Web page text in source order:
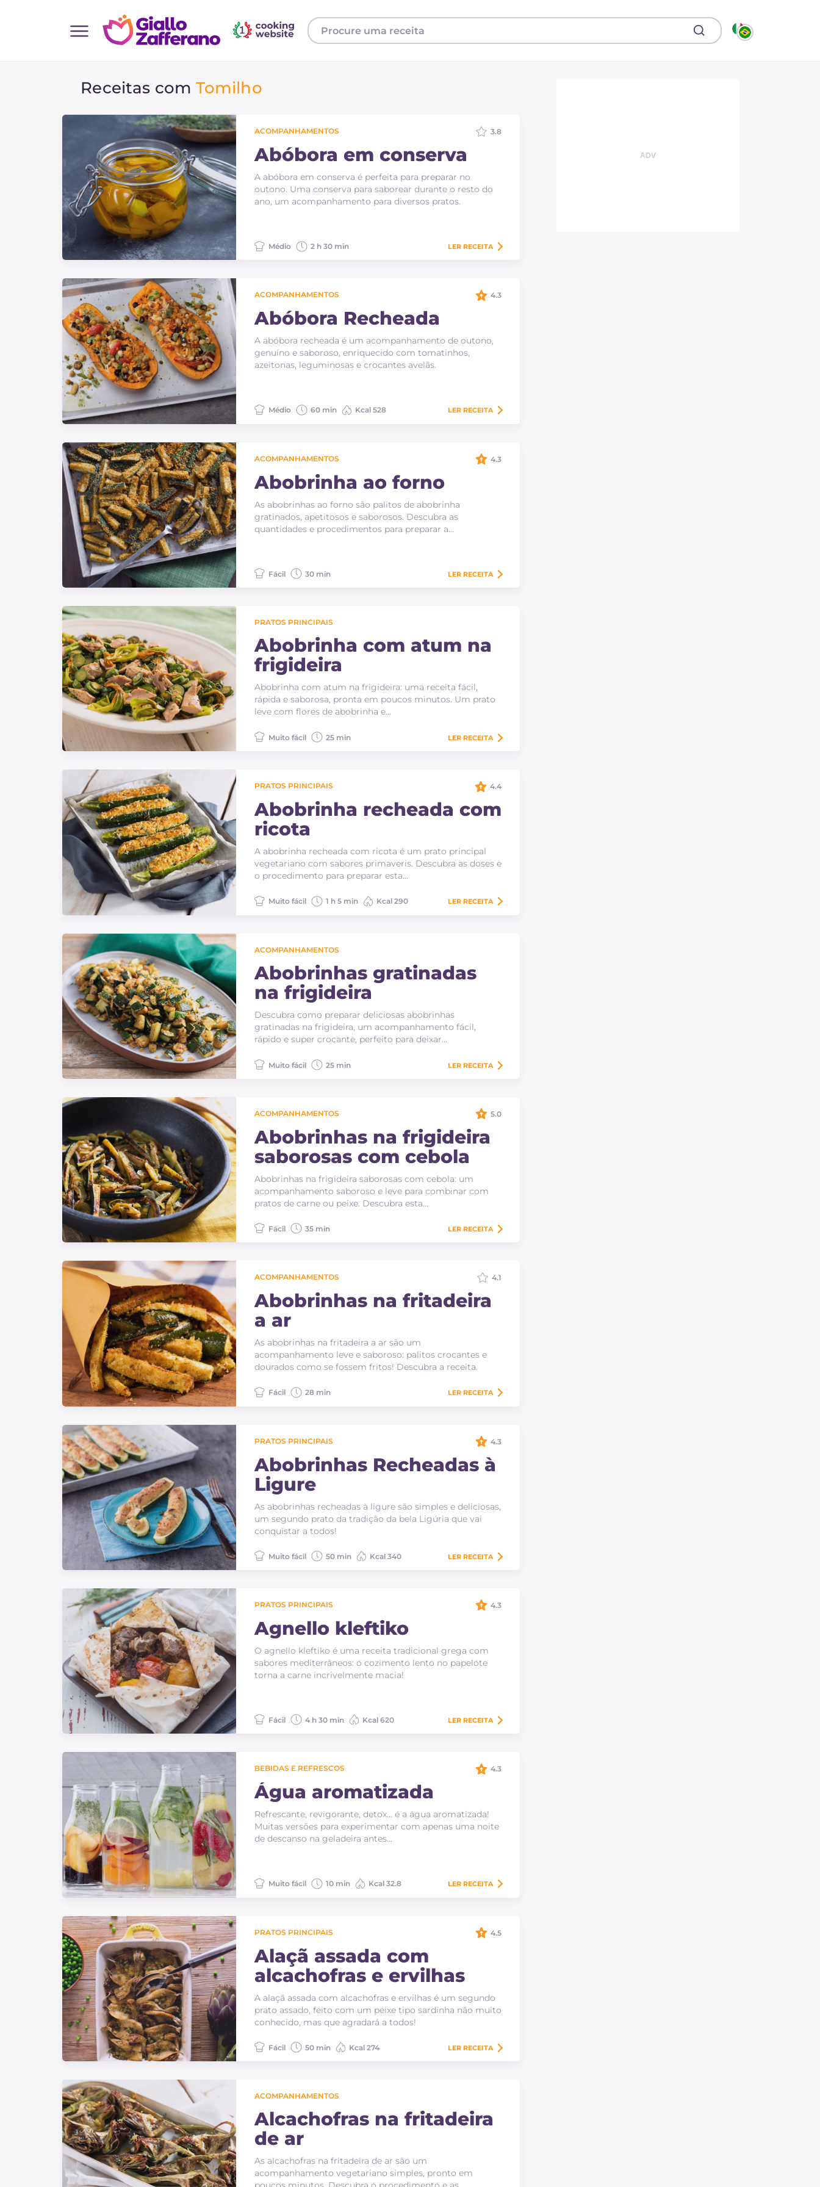
Todas as receitas
Bebidas e refrescos
Sobremesas
Acompanhamentos
Pizzas e focaccia
Bolos e panificacao
Ultimas receitas
IT Website
YouTube
Receitas com Tomilho
ACOMPANHAMENTOS
Abóbora em conserva
A abóbora em conserva é perfeita para preparar no
outono. Uma conserva para saborear durante o resto do
ano, um acompanhamento para diversos pratos.
3.8
Médio 2 h 30 min LER RECEITA
ACOMPANHAMENTOS
Abóbora Recheada
A abóbora recheada é um acompanhamento de outono,
genuíno e saboroso, enriquecido com tomatinhos,
azeitonas, leguminosas e crocantes avelãs.
4.3
Médio 60 min Kcal 528 LER RECEITA
ACOMPANHAMENTOS
Abobrinha ao forno
As abobrinhas ao forno são palitos de abobrinha
gratinados, apetitosos e saborosos. Descubra as
quantidades e procedimentos para preparar a…
4.3
Fácil 30 min LER RECEITA
PRATOS PRINCIPAIS
Abobrinha com atum na
frigideira
Abobrinha com atum na frigideira: uma receita fácil,
rápida e saborosa, pronta em poucos minutos. Um prato
leve com flores de abobrinha e…
Muito fácil 25 min LER RECEITA
PRATOS PRINCIPAIS
Abobrinha recheada com
ricota
A abobrinha recheada com ricota é um prato principal
vegetariano com sabores primaveris. Descubra as doses e
o procedimento para preparar esta…
4.4
Muito fácil 1 h 5 min Kcal 290 LER RECEITA
ACOMPANHAMENTOS
Abobrinhas gratinadas
na frigideira
Descubra como preparar deliciosas abobrinhas
gratinadas na frigideira, um acompanhamento fácil,
rápido e super crocante, perfeito para deixar…
Muito fácil 25 min LER RECEITA
ACOMPANHAMENTOS
Abobrinhas na frigideira
saborosas com cebola
Abobrinhas na frigideira saborosas com cebola: um
acompanhamento saboroso e leve para combinar com
pratos de carne ou peixe. Descubra esta…
5.0
Fácil 35 min LER RECEITA
ACOMPANHAMENTOS
Abobrinhas na fritadeira
a ar
As abobrinhas na fritadeira a ar são um
acompanhamento leve e saboroso: palitos crocantes e
dourados como se fossem fritos! Descubra a receita.
4.1
Fácil 28 min LER RECEITA
PRATOS PRINCIPAIS
Abobrinhas Recheadas à
Ligure
As abobrinhas recheadas à ligure são simples e deliciosas,
um segundo prato da tradição da bela Ligúria que vai
conquistar a todos!
4.3
Muito fácil 50 min Kcal 340 LER RECEITA
PRATOS PRINCIPAIS
Agnello kleftiko
O agnello kleftiko é uma receita tradicional grega com
sabores mediterrâneos: o cozimento lento no papelote
torna a carne incrivelmente macia!
4.3
Fácil 4 h 30 min Kcal 620 LER RECEITA
BEBIDAS E REFRESCOS
Água aromatizada
Refrescante, revigorante, detox... é a água aromatizada!
Muitas versões para experimentar com apenas uma noite
de descanso na geladeira antes…
4.3
Muito fácil 10 min Kcal 32.8 LER RECEITA
PRATOS PRINCIPAIS
Alaçã assada com
alcachofras e ervilhas
A alaçã assada com alcachofras e ervilhas é um segundo
prato assado, feito com um peixe tipo sardinha não muito
conhecido, mas que agradará a todos!
4.5
Fácil 50 min Kcal 274 LER RECEITA
ACOMPANHAMENTOS
Alcachofras na fritadeira
de ar
As alcachofras na fritadeira de ar são um
acompanhamento vegetariano simples, pronto em